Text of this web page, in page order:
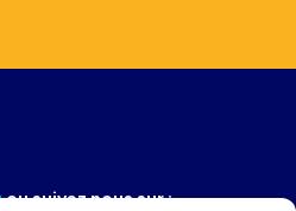
ou suivez nous sur :